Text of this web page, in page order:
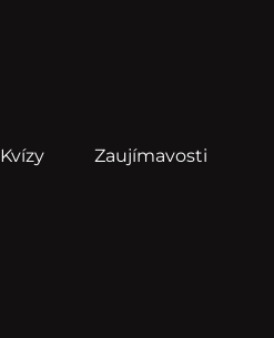
Kvízy Zaujímavosti